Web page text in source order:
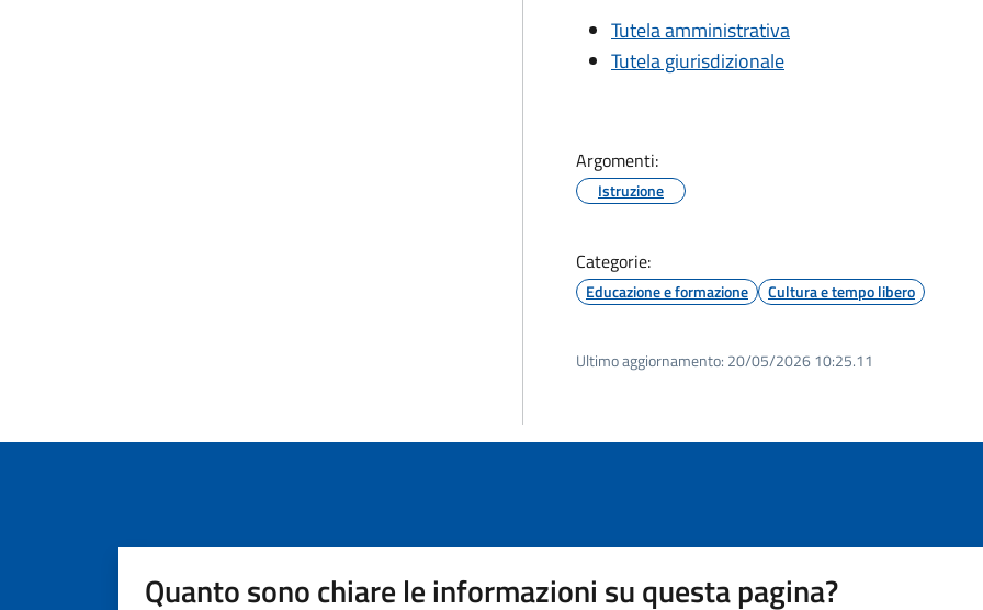
Tutela amministrativa
Tutela giurisdizionale
Argomenti:
Istruzione
Categorie:
Educazione e formazione Cultura e tempo libero
Ultimo aggiornamento: 20/05/2026 10:25.11
Quanto sono chiare le informazioni su questa pagina?